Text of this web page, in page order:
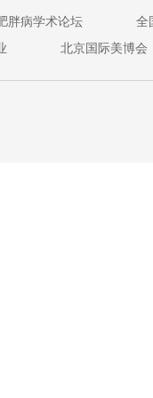
胖病学术论坛
全
北京国际美博会